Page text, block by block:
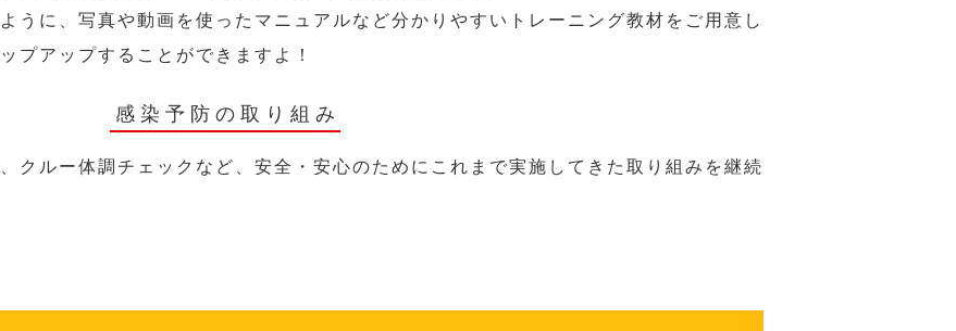
うに、写真や動画を使ったマニュアルなど分かりやすいトレーニング教材をご用意し
プアップすることができますよ！
感染予防の取り組み
クルー体調チェックなど、安全・安心のためにこれまで実施してきた取り組みを継続